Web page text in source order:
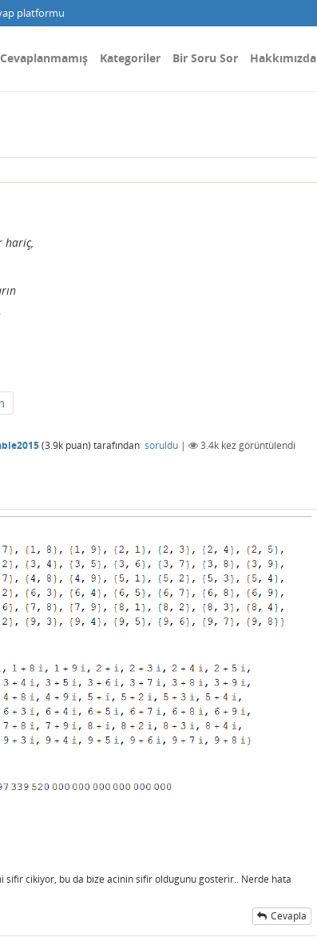
platformu
Cevaplanmamış Kategoriler Bir Soru Sor Hakkımızda
hariç,
(3.9k puan) tarafından soruldu | 3.4k kez görüntülendi
cikiyor, bu da bize acinin sifir oldugunu gosterir.. Nerde hata
Cevapla